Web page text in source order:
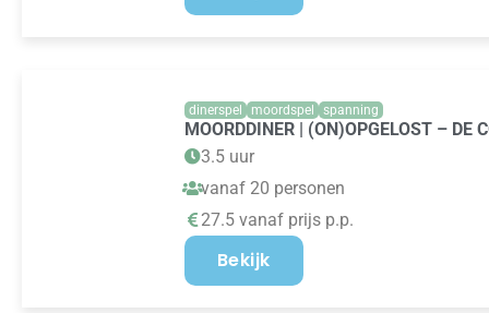
dinerspel moordspel spanning
MOORDDINER | (ON)OPGELOST – DE
3.5 uur
vanaf 20 personen
27.5 vanaf prijs p.p.
Bekijk